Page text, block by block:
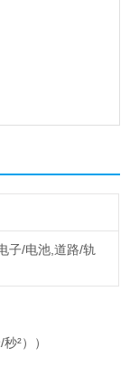
子/电池,道路/轨
²））